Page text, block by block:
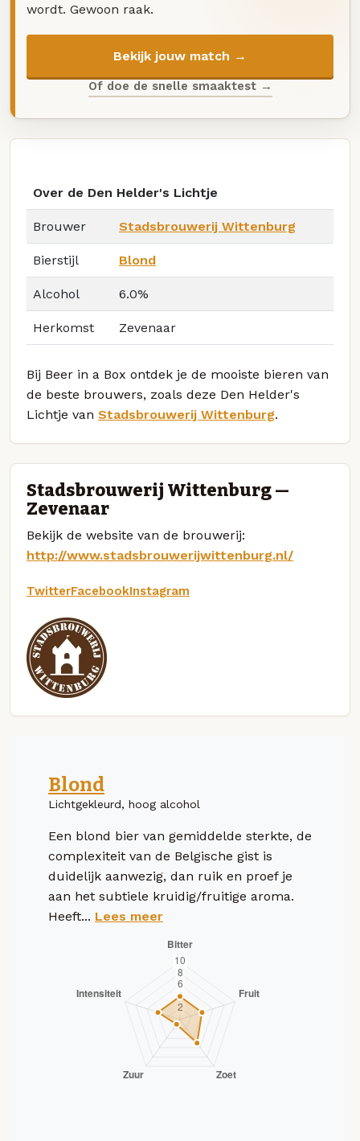
wordt. Gewoon raak.
Bekijk jouw match →
Of doe de snelle smaaktest →
Over de Den Helder's Lichtje
Brouwer Stadsbrouwerij Wittenburg
Bierstijl Blond
Alcohol 6.0%
Herkomst Zevenaar
Bij Beer in a Box ontdek je de mooiste bieren van
de beste brouwers, zoals deze Den Helder's
Lichtje van Stadsbrouwerij Wittenburg.
Stadsbrouwerij Wittenburg —
Zevenaar
Bekijk de website van de brouwerij:
http://www.stadsbrouwerijwittenburg.nl/
TwitterFacebookInstagram
Blond
Lichtgekleurd, hoog alcohol
Een blond bier van gemiddelde sterkte, de
complexiteit van de Belgische gist is
duidelijk aanwezig, dan ruik en proef je
aan het subtiele kruidig/fruitige aroma.
Heeft... Lees meer